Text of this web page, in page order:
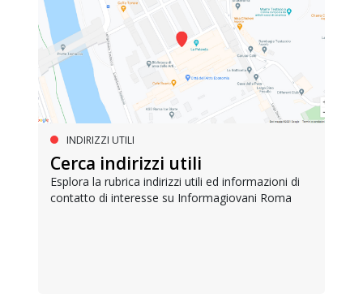
INDIRIZZI UTILI
Cerca indirizzi utili
Esplora la rubrica indirizzi utili ed informazioni di
contatto di interesse su Informagiovani Roma